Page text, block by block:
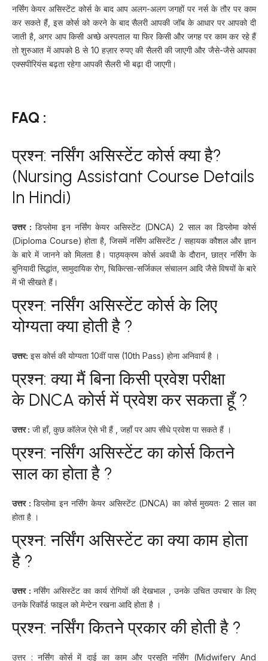
नर्सिंग केयर असिस्टेंट कोर्स के बाद आप अलग-अलग जगहों पर नर्स के तौर पर काम
कर सकते हैं, इस कोर्स को करने के बाद सैलरी आपकी जॉब के आधार पर आपको दी
जाती है, अगर आप किसी अच्छे अस्पताल या फिर किसी और जगह पर काम कर रहे हैं
तो शुरुआत में आपको 8 से 10 हज़ार रुपए की सैलरी की जाएगी और जैसे-जैसे आपका
एक्सपीरियंस बढ़ता रहेगा आपकी सैलरी भी बढ़ा दी जाएगी।
FAQ :
प्रश्न: नर्सिंग असिस्टेंट कोर्स क्या है?
(Nursing Assistant Course Details
In Hindi)
उत्तर : डिप्लोमा इन नर्सिंग केयर असिस्टेंट (DNCA) 2 साल का डिप्लोमा कोर्स
(Diploma Course) होता है, जिसमें नर्सिंग असिस्टेंट / सहायक कौशल और ज्ञान
के बारे में जानने को मिलता है। पाठ्यक्रम कोर्स अवधी के दौरान, छात्र नर्सिंग के
बुनियादी सिद्धांत, सामुदायिक रोग, चिकित्सा-सर्जिकल संचालन आदि जैसे विषयों के बारे
में भी सीखते हैं।
प्रश्न: नर्सिंग असिस्टेंट कोर्स के लिए
योग्यता क्या होती है ?
उत्तर: इस कोर्स की योग्यता 10वीं पास (10th Pass) होना अनिवार्य है ।
प्रश्न: क्या मैं बिना किसी प्रवेश परीक्षा
के DNCA कोर्समें प्रवेश कर सकता हूँ?
उत्तर : जी हाँ, कुछ कॉलेज ऐसे भी हैं , जहाँ पर आप सीधे प्रवेश पा सकते हैं ।
प्रश्न: नर्सिंग असिस्टेंट का कोर्स कितने
साल का होता है ?
उत्तर :डिप्लोमा इन नर्सिंग केयर असिस्टेंट (DNCA) का कोर्स मुख्यतः 2 साल का
होता है ।
प्रश्न: नर्सिंग असिस्टेंट का क्या काम होता
है ?
उत्तर : नर्सिंग असिस्टेंट का कार्य रोगियों की देखभाल , उनके उचित उपचार के लिए
उनके रिकॉर्ड फाइल को मेन्टेन रखना आदि होता है ।
प्रश्न:नर्सिंग कितने प्रकार की होती है ?
उत्तर : नर्सिंग कोर्स में दाई का काम और प्रसूति नर्सिंग (Midwifery And